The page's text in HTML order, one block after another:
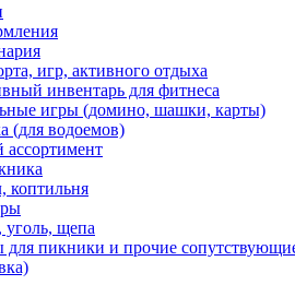
игр, активного отдыха
инвентарь для фитнеса
игры (домино, шашки, карты)
(для водоемов)
коптильня
уголь, щепа
для пикники и прочие